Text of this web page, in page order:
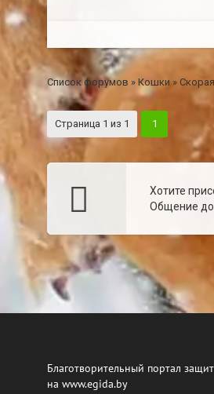
Список форумов » Кошки »
Страница 1 из 1 1
Хотите
Общение
Благотворительный портал
на www.egida.by